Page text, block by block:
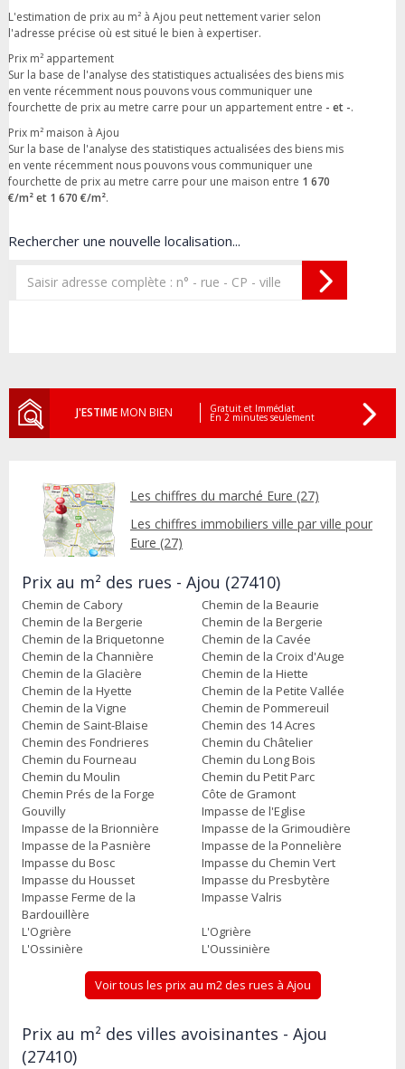
L'estimation de prix au m² à Ajou peut nettement varier selon
l'adresse précise où est situé le bien à expertiser.
Prix m² appartement
Sur la base de l'analyse des statistiques actualisées des biens mis
en vente récemment nous pouvons vous communiquer une
fourchette de prix au metre carre pour un appartement entre - et -.
Prix m² maison à Ajou
Sur la base de l'analyse des statistiques actualisées des biens mis
en vente récemment nous pouvons vous communiquer une
fourchette de prix au metre carre pour une maison entre 1 670
€/m² et 1 670 €/m².
Rechercher une nouvelle localisation...
J'ESTIMEMON BIEN Gratuit et Immédiat
En 2 minutes seulement
Les chiffres du marché Eure (27)
Les chiffres immobiliers ville par ville pour
Eure (27)
Prix au m² des rues - Ajou (27410)
Chemin de Cabory
Chemin de la Beaurie
Chemin de la Bergerie
Chemin de la Bergerie
Chemin de la Briquetonne
Chemin de la Cavée
Chemin de la Channière
Chemin de la Croix d'Auge
Chemin de la Glacière
Chemin de la Hiette
Chemin de la Hyette
Chemin de la Petite Vallée
Chemin de la Vigne
Chemin de Pommereuil
Chemin de Saint-Blaise
Chemin des 14 Acres
Chemin des Fondrieres
Chemin du Châtelier
Chemin du Fourneau
Chemin du Long Bois
Chemin du Moulin
Chemin du Petit Parc
Chemin Prés de la Forge
Côte de Gramont
Gouvilly
Impasse de l'Eglise
Impasse de la Brionnière
Impasse de la Grimoudière
Impasse de la Pasnière
Impasse de la Ponnelière
Impasse du Bosc
Impasse du Chemin Vert
Impasse du Housset
Impasse du Presbytère
Impasse Ferme de la
Bardouillère
Impasse Valris
L'Ogrière
L'Ogrière
L'Ossinière
L'Oussinière
Voir tous les prix au m2 des rues à Ajou
Prix au m² des villes avoisinantes - Ajou
(27410)